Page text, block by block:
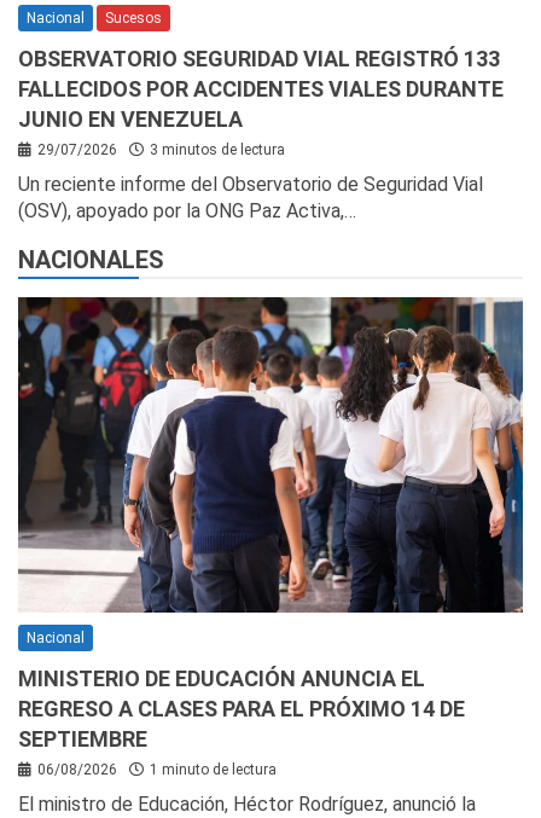
Nacional Sucesos
OBSERVATORIO SEGURIDAD VIAL REGISTRÓ 133
FALLECIDOS POR ACCIDENTES VIALES DURANTE
JUNIO EN VENEZUELA
29/07/2026 3 minutos de lectura
Un reciente informe del Observatorio de Seguridad Vial
(OSV), apoyado por la ONG Paz Activa,…
NACIONALES
Nacional
MINISTERIO DE EDUCACIÓN ANUNCIA EL
REGRESO A CLASES PARA EL PRÓXIMO 14 DE
SEPTIEMBRE
06/08/2026 1 minuto de lectura
El ministro de Educación, Héctor Rodríguez, anunció la